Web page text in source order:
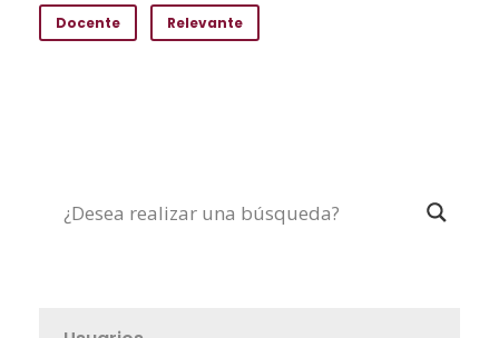
Docente Relevante